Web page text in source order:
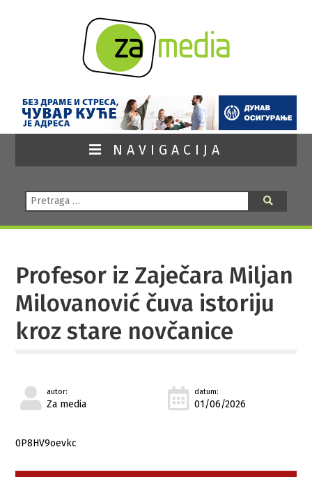
NAVIGACIJA
Pretraga:
Profesor iz Zaječara Miljan
Milovanović čuva istoriju
kroz stare novčanice
autor:
Za media
datum:
01/06/2026
0P8HV9oevkc